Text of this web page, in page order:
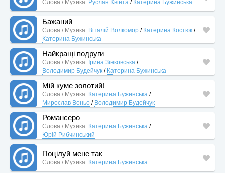
Слова / Музика: Руслан Квінта / Катерина Бужинська
Бажаний
Слова / Музика: Віталій Волкомор / Катерина Костюк /
Катерина Бужинська
Найкращі подруги
Слова / Музика: Ірина Зінковська /
Володимир Будейчук / Катерина Бужинська
Мій куме золотий!
Слова / Музика: Катерина Бужинська /
Мирослав Воньо / Володимир Будейчук
Романсеро
Слова / Музика: Катерина Бужинська /
Юрій Рибчинський
Поцілуй мене так
Слова / Музика: Катерина Бужинська